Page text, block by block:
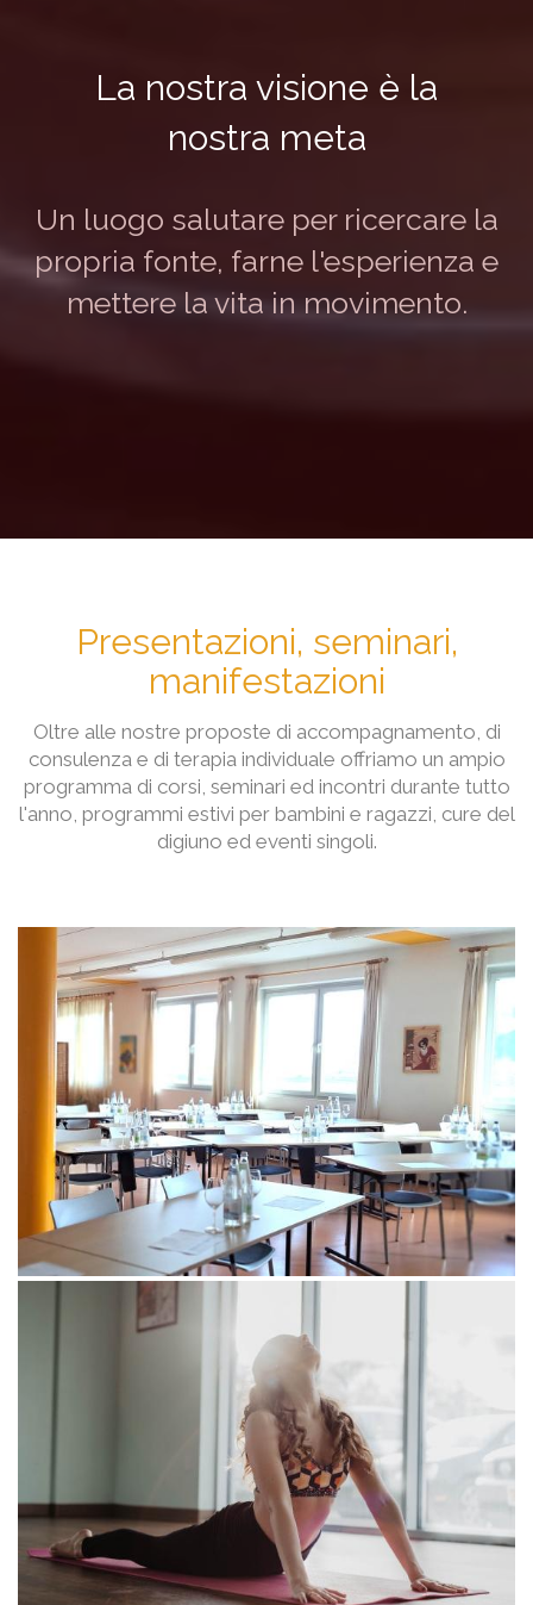
La nostra visione è la
nostra meta
Un luogo salutare per ricercare la
propria fonte, farne l'esperienza e
mettere la vita in movimento.
Presentazioni, seminari,
manifestazioni
Oltre alle nostre proposte di accompagnamento, di
consulenza e di terapia individuale offriamo un ampio
programma di corsi, seminari ed incontri durante tutto
l'anno, programmi estivi per bambini e ragazzi, cure del
digiuno ed eventi singoli.